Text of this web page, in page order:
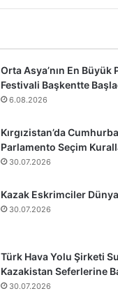
Orta Asya’nın En Büyük
Festivali Başkentte
6.08.2026
Kırgızistan’da
Parlamento Seçim
30.07.2026
Kazak Eskrimciler
30.07.2026
Türk Hava Yolu Şirketi
Kazakistan Seferlerine
30.07.2026